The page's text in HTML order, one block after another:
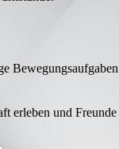
erleben und